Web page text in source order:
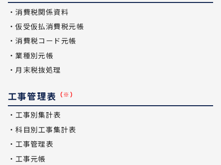
・消費税関係資料
・仮受仮払消費税元帳
・消費税コード元帳
・業種別元帳
・月末税抜処理
工事管理表 （※）
・工事別集計表
・科目別工事集計表
・工事管理表
・工事元帳